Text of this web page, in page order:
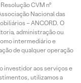
CVM nº
Nacional das
– ANCORD. O
administração ou
intermediário e
de qualquer operação
investidor aos serviços e
utilizamos a